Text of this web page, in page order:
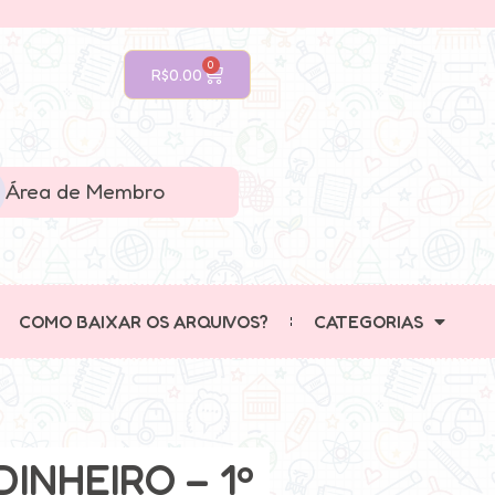
R$0.00 0
Área de Membro
COMO BAIXAR OS ARQUIVOS? CATEGORIAS
– 1º